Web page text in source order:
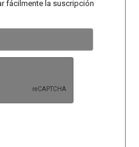
fácilmente la suscripción